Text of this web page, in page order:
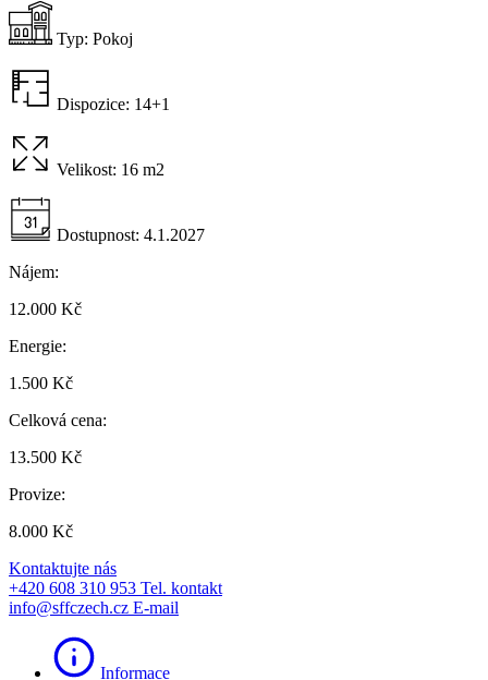
Typ: Pokoj
Dispozice: 14+1
Velikost: 16 m2
Dostupnost: 4.1.2027
Nájem:
12.000 Kč
Energie:
1.500 Kč
Celková cena:
13.500 Kč
Provize:
8.000 Kč
Kontaktujte nás
+420 608 310 953 Tel. kontakt
info@sffczech.cz E-mail
Informace